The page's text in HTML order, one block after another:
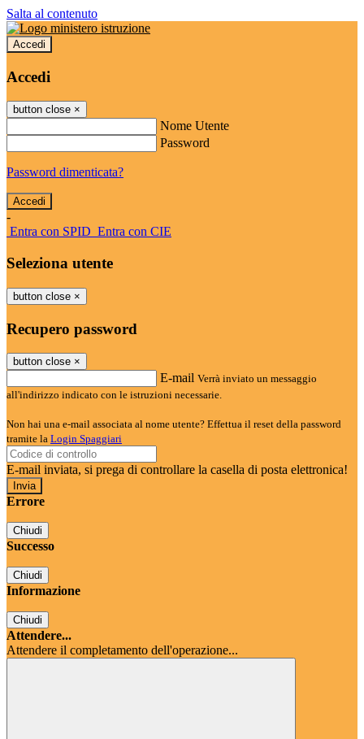
Salta al contenuto
Accedi
Accedi
button close ×
Nome Utente
Password
Password dimenticata?
-
Entra con SPID Entra con CIE
Seleziona utente
button close ×
Recupero password
button close ×
E-mail Verrà inviato un messaggio
all'indirizzo indicato con le istruzioni necessarie.
Non hai una e-mail associata al nome utente? Effettua il reset della password
tramite la Login Spaggiari
E-mail inviata, si prega di controllare la casella di posta elettronica!
Errore
Chiudi
Successo
Chiudi
Informazione
Chiudi
Attendere...
Attendere il completamento dell'operazione...